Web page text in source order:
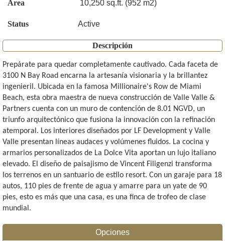
Area 10,250 sq.ft. (952 m2)
Status Active
Descripción
Prepárate para quedar completamente cautivado. Cada faceta de
3100 N Bay Road encarna la artesanía visionaria y la brillantez
ingenieril. Ubicada en la famosa Millionaire's Row de Miami
Beach, esta obra maestra de nueva construcción de Valle Valle &
Partners cuenta con un muro de contención de 8.01 NGVD, un
triunfo arquitectónico que fusiona la innovación con la refinación
atemporal. Los interiores diseñados por LF Development y Valle
Valle presentan líneas audaces y volúmenes fluidos. La cocina y
armarios personalizados de La Dolce Vita aportan un lujo italiano
elevado. El diseño de paisajismo de Vincent Filigenzi transforma
los terrenos en un santuario de estilo resort. Con un garaje para 18
autos, 110 pies de frente de agua y amarre para un yate de 90
pies, esto es más que una casa, es una finca de trofeo de clase
mundial.
Opciones